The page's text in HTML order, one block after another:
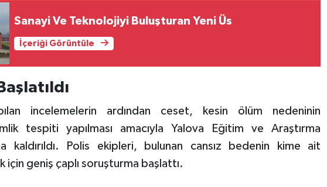
Sanayi Ve Teknolojiyi Buluşturan Yeni Üs
İçeriği Görüntüle
incelemelerin ardından ceset, kesin ölüm nedeninin
tespiti yapılması amacıyla Yalova Eğitim ve Araştırma
kaldırıldı. Polis ekipleri, bulunan cansız bedenin kime ait
için geniş çaplı soruşturma başlattı.